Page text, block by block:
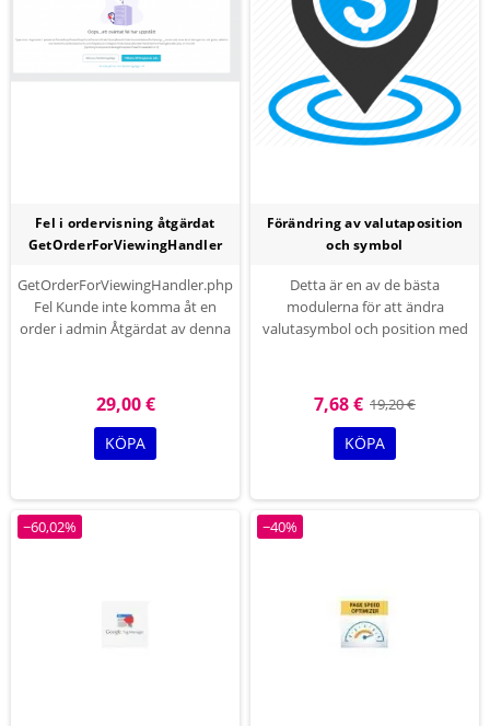
Fel i ordervisning åtgärdat
GetOrderForViewingHandler
GetOrderForViewingHandler.php
Fel Kunde inte komma åt en
order i admin Åtgärdat av denna
29,00 €
KÖPA
Förändring av valutaposition
och symbol
Detta är en av de bästa
modulerna för att ändra
valutasymbol och position med
du måste ändra dollarsymbolen
till någon annan symbol eller
bokstav lägg till i
modulkonfiguration.
7,68 € 19,20 €
KÖPA
−60,02% −40%